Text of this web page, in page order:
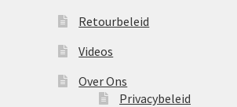
Retourbeleid
Videos
Over Ons
Privacybeleid